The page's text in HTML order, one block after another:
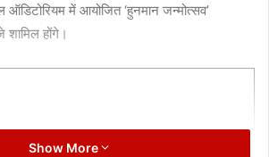
ऑडिटोरियम में आयोजित ‘हुनमान जन्मोत्सव’
शामिल होंगे।
Manish Tiwari
Show More